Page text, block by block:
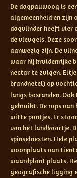
De dagpauwoog is
algemeenheid en zijn
dagvlinder heeft vier
de vleugels. Deze
aanwezig zijn. De
waar hij kruidenrijke
nectar te zuigen.
brandnetel) op
langs bosranden.
gebruikt. De rups
witte puntjes. Er
van het landkaartje.
spinselnesten. Hele
woonplaats van
waardplant plaats.
geografische ligging